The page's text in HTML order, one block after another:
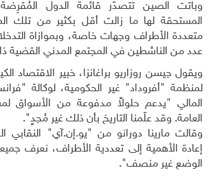
وباتت الصين تتصدّر قائمة الدول
المستحقة لها ما زالت أقل بكثير من تلك
متعددة الأطراف وجهات خاصة، وبموازاة
عدد من الناشطين في المجتمع المدني القضية
ويقول جيسن روزاريو براغانزا، خبير الاقتصاد
لمنظمة "أفروداد" غير الحكومية، لوكالة
المالي "يدعم حلولاً مدفوعة من الأسواق
العامة. وقد علّمنا التاريخ بأن ذلك غير مُجدٍ".
وقالت مارينا دورانو من "يو.إن.آي" النقابي
إعادة الأهمية إلى تعددية الأطراف، نعرف
الوضع غير منصف".